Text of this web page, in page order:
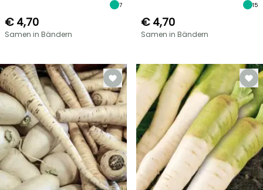
7
€ 4,70
Samen in Bändern
15
€ 4,70
Samen in Bändern